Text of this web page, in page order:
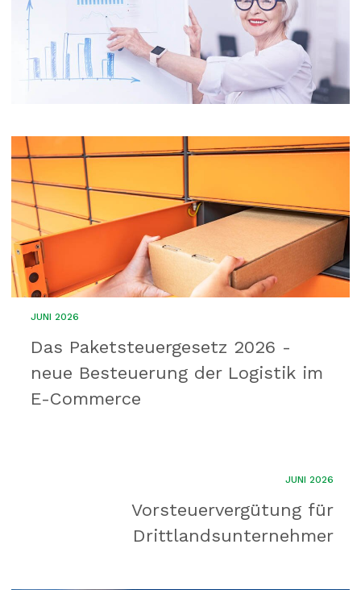
JUNI 2026
Das Paketsteuergesetz 2026 -
neue Besteuerung der Logistik im
E-Commerce
JUNI 2026
Vorsteuervergütung für
Drittlandsunternehmer